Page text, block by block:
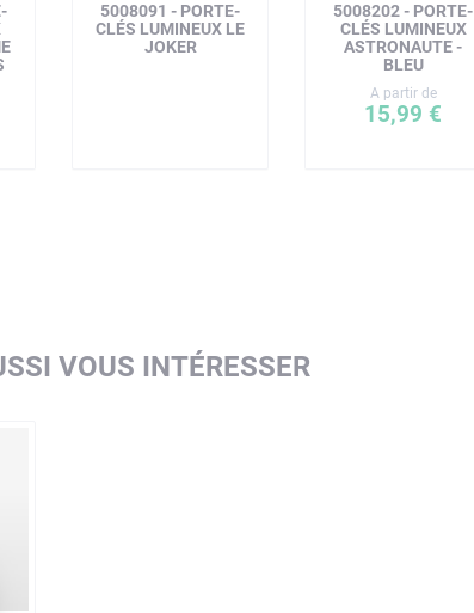
5008091 - PORTE-
CLÉS LUMINEUX LE
JOKER
5008202 - PORTE-
CLÉS LUMINEUX
ASTRONAUTE -
BLEU
A partir de
15,99 €
VOUS INTÉRESSER